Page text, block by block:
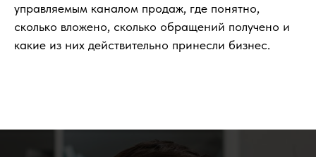
управляемым каналом продаж, где понятно,
сколько вложено, сколько обращений получено и
какие из них действительно принесли бизнес.